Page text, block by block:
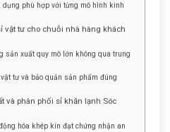
phù hợp với từng mô hình kinh
vật tư cho chuỗi nhà hàng khách
sản xuất quy mô lớn không qua trung
tư và bảo quản sản phẩm đúng
và phân phối sỉ khăn lạnh Sóc
hóa khép kín đạt chứng nhận an